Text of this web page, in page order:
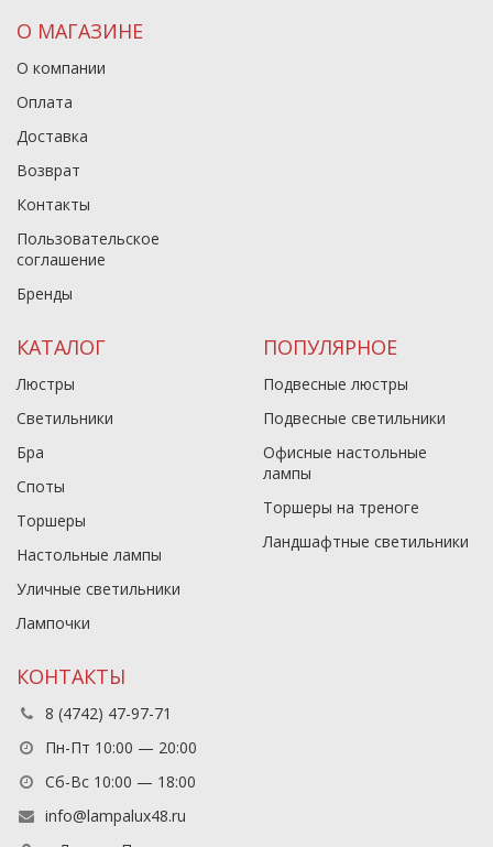
О МАГАЗИНЕ
О компании
Оплата
Доставка
Возврат
Контакты
Пользовательское
соглашение
Бренды
КАТАЛОГ
Люстры
Светильники
Бра
Споты
Торшеры
Настольные лампы
Уличные светильники
Лампочки
ПОПУЛЯРНОЕ
Подвесные люстры
Подвесные светильники
Офисные настольные
лампы
Торшеры на треноге
Ландшафтные светильники
КОНТАКТЫ
8 (4742) 47-97-71
Пн-Пт 10:00 — 20:00
Сб-Вс 10:00 — 18:00
info@lampalux48.ru